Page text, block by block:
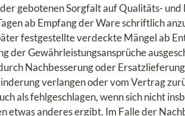
gebotenen Sorgfalt auf Qualitäts-
ab Empfang der Ware schriftlich
festgestellte verdeckte Mängel ab
der Gewährleistungsansprüche
Nachbesserung oder
verlangen oder vom Vertrag
als fehlgeschlagen, wenn sich nicht
etwas anderes ergibt. Im Falle der